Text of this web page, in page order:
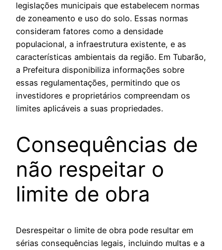
legislações municipais que estabelecem normas
de zoneamento e uso do solo. Essas normas
consideram fatores como a densidade
populacional, a infraestrutura existente, e as
características ambientais da região. Em Tubarão,
a Prefeitura disponibiliza informações sobre
essas regulamentações, permitindo que os
investidores e proprietários compreendam os
limites aplicáveis a suas propriedades.
Consequências de
não respeitar o
limite de obra
Desrespeitar o limite de obra pode resultar em
sérias consequências legais, incluindo multas e a